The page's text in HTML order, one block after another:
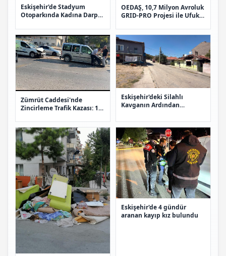
Eskişehir'de Stadyum
Otoparkında Kadına Darp
OEDAŞ, 10,7 Milyon Avroluk
GRID-PRO Projesi ile Ufuk
Edildi
Zümrüt Caddesi'nde
Zincirleme Trafik Kazası: 1
Eskişehir'deki Silahlı
Kavganın Ardından
Eskişehir'de 4 gündür
aranan kayıp kız bulundu